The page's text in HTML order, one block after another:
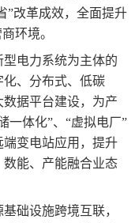
”改革成效，全面提升
环境。
电力系统为主体的
、分布式、低碳
据平台建设，为产
一体化”、“虚拟电厂”
变电站应用，提升
能、产能融合业态
础设施跨境互联，